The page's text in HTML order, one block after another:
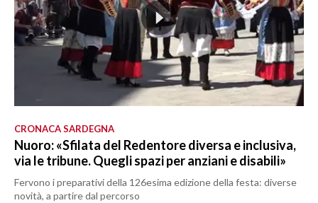
CRONACA SARDEGNA
Nuoro: «Sfilata del Redentore diversa e inclusiva,
via le tribune. Quegli spazi per anziani e disabili»
Fervono i preparativi della 126esima edizione della festa: diverse
novità, a partire dal percorso